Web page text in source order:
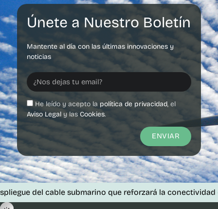
Únete a Nuestro Boletín
Mantente al día con las últimas innovaciones y
noticias
He leído y acepto la política de privacidad, el
Aviso Legal y las Cookies.
ENVIAR
del cable submarino que reforzará la conectividad de las